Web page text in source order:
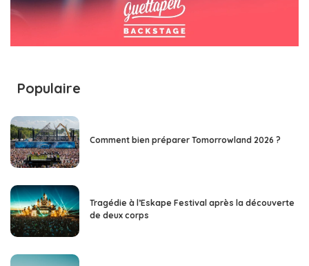
Populaire
Comment bien préparer Tomorrowland 2026 ?
Tragédie à l’Eskape Festival après la découverte
de deux corps